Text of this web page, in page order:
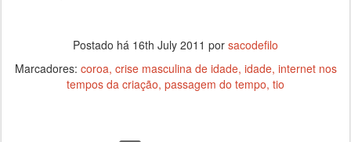
Postado há 16th July 2011 por sacodefilo
Marcadores: coroa crise masculina de idade idade internet nos
tempos da criação passagem do tempo tio